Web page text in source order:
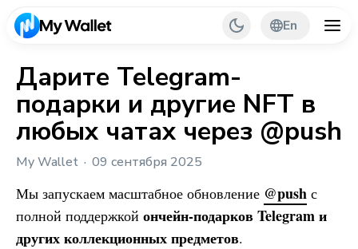
En
Back
Дарите Telegram-
подарки и другие NFT в
любых чатах через @push
My Wallet 09 сентября 2025
Мы запускаем масштабное обновление @push с
полной поддержкой ончейн-подарков Telegram и
других коллекционных предметов.